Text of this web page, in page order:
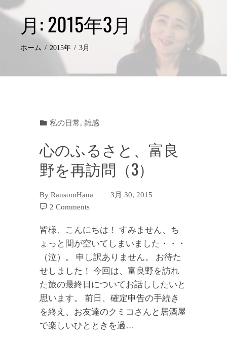
月:2015年3月
ホーム 2015年 3月
私の日常,雑感
心のふるさと、富良
野を再訪問（3）
ByRansomHana
3月 30, 2015
2 Comments
皆様、こんにちは！ すみません、ち
ょっと間が空いてしまいました・・・
（泣）。 申し訳ありません。 お待た
せしました！ 今回は、富良野を訪れ
た旅の最終日についてお話ししたいと
思います。 前日、確定申告の手続き
を終え、お友達のクミコさんと居酒屋
で楽しいひとときを過…